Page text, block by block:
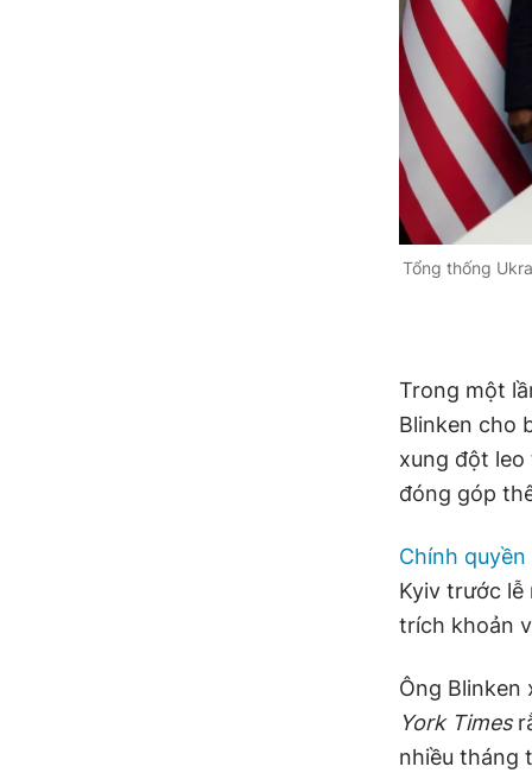
Tổng thống
Trong một
Blinken cho
xung đột
đóng góp
Chính
Kyiv trước lễ
trích khoản
Ông Blinken
York Times
nhiều tháng